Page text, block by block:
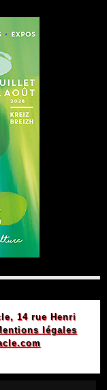
14 rue Henri
légales